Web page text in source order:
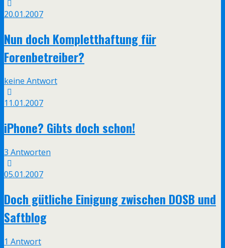
20.01.2007
Nun doch Kompletthaftung für
Forenbetreiber?
keine Antwort
11.01.2007
iPhone? Gibts doch schon!
3 Antworten
05.01.2007
Doch gütliche Einigung zwischen DOSB und
Saftblog
1 Antwort